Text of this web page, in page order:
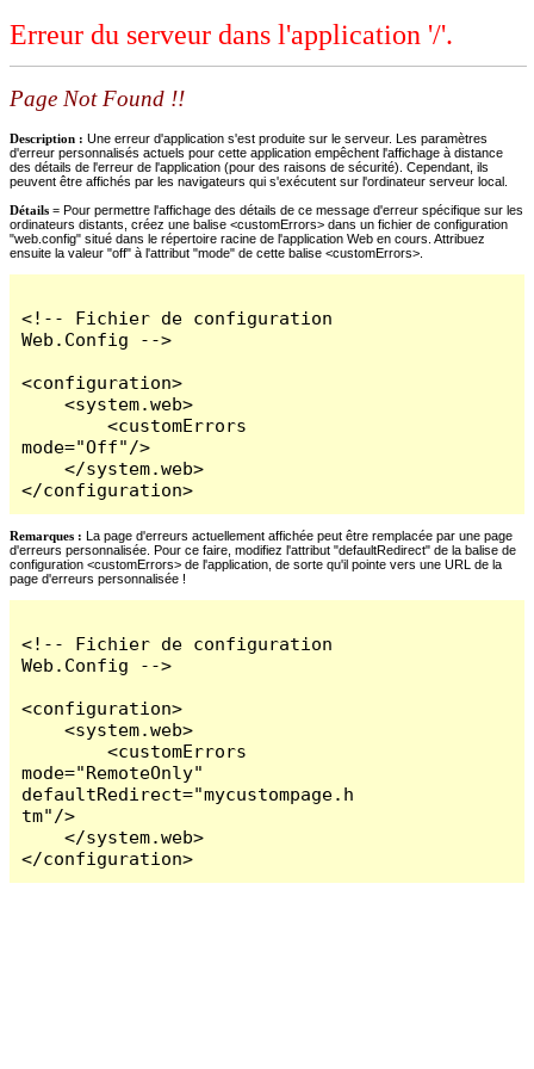
Erreur du serveur dans l'application '/'.
Page Not Found !!
Description : Une erreur d'application s'est produite sur le serveur. Les paramètres
d'erreur personnalisés actuels pour cette application empêchent l'affichage à distance
des détails de l'erreur de l'application (pour des raisons de sécurité). Cependant, ils
peuvent être affichés par les navigateurs qui s'exécutent sur l'ordinateur serveur local.
Détails = Pour permettre l'affichage des détails de ce message d'erreur spécifique sur les
ordinateurs distants, créez une balise <customErrors> dans un fichier de configuration
"web.config" situé dans le répertoire racine de l'application Web en cours. Attribuez
ensuite la valeur "off" à l'attribut "mode" de cette balise <customErrors>.
<!-- Fichier de configuration
Web.Config -->
<configuration>
    <system.web>
        <customErrors
mode="Off"/>
    </system.web>
</configuration>
Remarques : La page d'erreurs actuellement affichée peut être remplacée par une page
d'erreurs personnalisée. Pour ce faire, modifiez l'attribut "defaultRedirect" de la balise de
configuration <customErrors> de l'application, de sorte qu'il pointe vers une URL de la
page d'erreurs personnalisée !
<!-- Fichier de configuration
Web.Config -->
<configuration>
    <system.web>
        <customErrors
mode="RemoteOnly"
defaultRedirect="mycustompage.h
tm"/>
    </system.web>
</configuration>